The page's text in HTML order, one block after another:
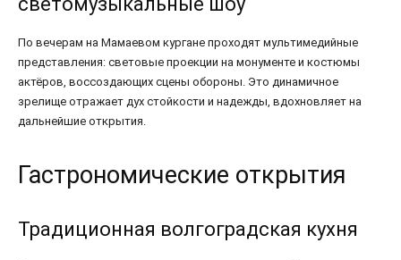
По вечерам на Мамаевом кургане проходят мультимедийные
представления: световые проекции на монументе и костюмы
актёров, воссоздающих сцены обороны. Это динамичное
зрелище отражает дух стойкости и надежды, вдохновляет на
дальнейшие открытия.
Гастрономические открытия
Традиционная волгоградская кухня